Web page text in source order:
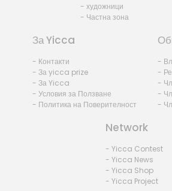
- художници
- Частна зона
За Yicca
- Контакти
- За yicca prize
- За Yicca
- Условия за Ползване
- Политика на Поверителност
-
-
-
-
-
Network
- Yicca Contest
- Yicca News
- Yicca Shop
- Yicca Project